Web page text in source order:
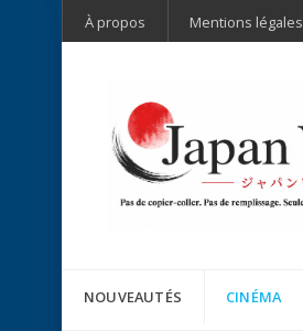
À propos Mentions légales
NOUVEAUTÉS CINÉMA